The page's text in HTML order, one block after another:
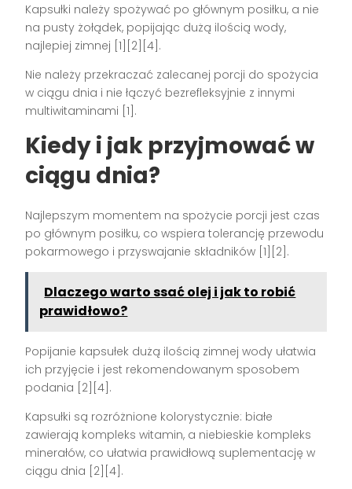
Kapsułki należy spożywać po głównym posiłku, a nie
na pusty żołądek, popijając dużą ilością wody,
najlepiej zimnej [1][2][4].
Nie należy przekraczać zalecanej porcji do spożycia
w ciągu dnia i nie łączyć bezrefleksyjnie z innymi
multiwitaminami [1].
Kiedy i jak przyjmować w
ciągu dnia?
Najlepszym momentem na spożycie porcji jest czas
po głównym posiłku, co wspiera tolerancję przewodu
pokarmowego i przyswajanie składników [1][2].
Dlaczego warto ssać olej i jak to robić
prawidłowo?
Popijanie kapsułek dużą ilością zimnej wody ułatwia
ich przyjęcie i jest rekomendowanym sposobem
podania [2][4].
Kapsułki są rozróżnione kolorystycznie: białe
zawierają kompleks witamin, a niebieskie kompleks
minerałów, co ułatwia prawidłową suplementację w
ciągu dnia [2][4].